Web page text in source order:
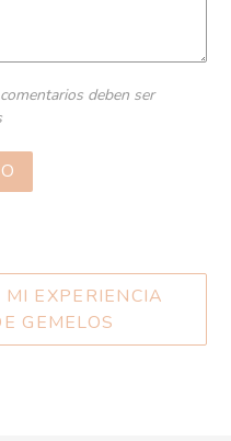
deben ser
EXPERIENCIA
GEMELOS